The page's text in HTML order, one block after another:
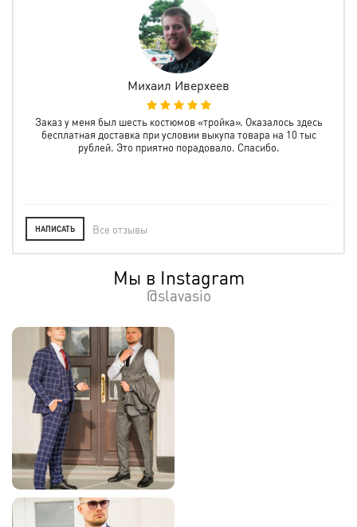
Михаил Иверхеев
Заказ у меня был шесть костюмов «тройка». Оказалось здесь
бесплатная доставка при условии выкупа товара на 10 тыс
рублей. Это приятно порадовало. Спасибо.
НАПИСАТЬ Все отзывы
Мы в Instagram
@slavasio